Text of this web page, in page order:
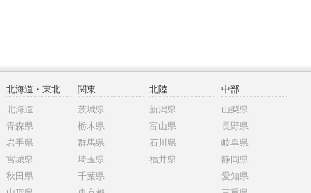
北海道・東北
北海道
青森県
岩手県
宮城県
秋田県
関東
茨城県
栃木県
群馬県
埼玉県
千葉県
北陸
新潟県
富山県
石川県
福井県
中部
山梨県
長野県
岐阜県
静岡県
愛知県